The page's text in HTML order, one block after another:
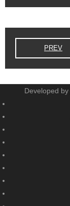
PREV
Developed by